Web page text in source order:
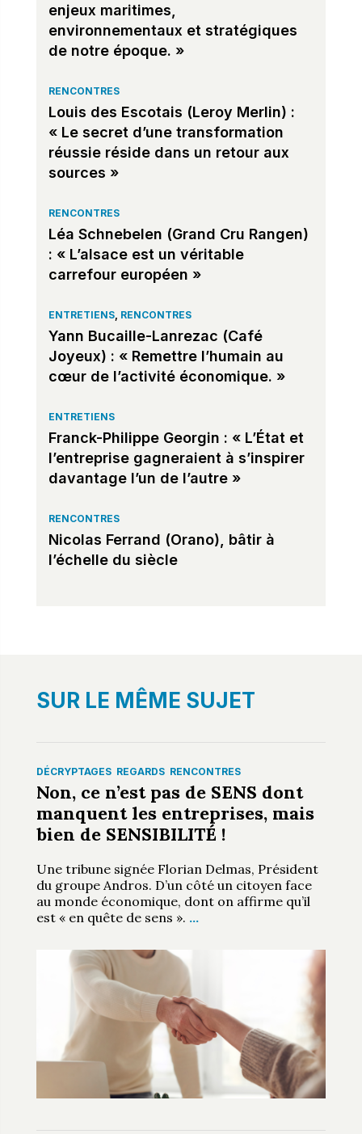
enjeux maritimes,
environnementaux et stratégiques
de notre époque. »
RENCONTRES
Louis des Escotais (Leroy Merlin) :
« Le secret d’une transformation
réussie réside dans un retour aux
sources »
RENCONTRES
Léa Schnebelen (Grand Cru Rangen)
: « L’alsace est un véritable
carrefour européen »
ENTRETIENS, RENCONTRES
Yann Bucaille-Lanrezac (Café
Joyeux) : « Remettre l’humain au
cœur de l’activité économique. »
ENTRETIENS
Franck-Philippe Georgin : « L’État et
l’entreprise gagneraient à s’inspirer
davantage l’un de l’autre »
RENCONTRES
Nicolas Ferrand (Orano), bâtir à
l’échelle du siècle
SUR LE MÊME SUJET
DÉCRYPTAGES REGARDS RENCONTRES
Non, ce n’est pas de SENS dont
manquent les entreprises, mais
bien de SENSIBILITÉ !
Une tribune signée Florian Delmas, Président
du groupe Andros. D’un côté un citoyen face
au monde économique, dont on affirme qu’il
est « en quête de sens ». …